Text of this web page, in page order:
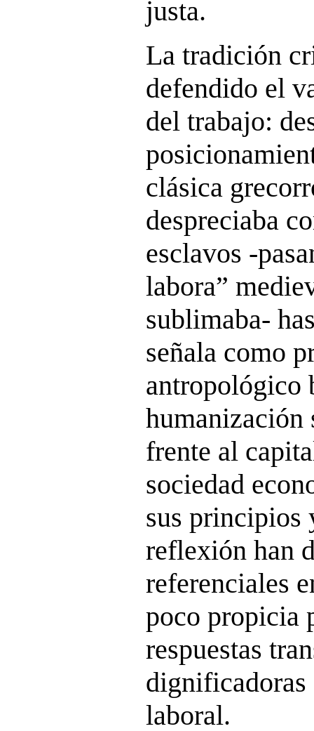
justa.
La tradición
defendido el
del trabajo:
clásica
despreciaba
esclavos -
labora”
sublimaba-
señala como
antropológico
humanización
frente al
sociedad
sus principios
reflexión han
referenciales
poco propicia
respuestas
dignificadoras
laboral.